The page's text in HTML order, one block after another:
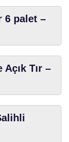
6 palet –
Tır –